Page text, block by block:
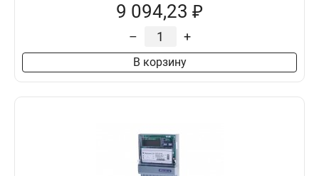
9 094,23 ₽
– +
В корзину